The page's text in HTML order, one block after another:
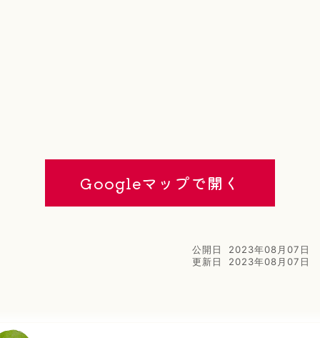
Googleマップで開く
公開日
2023年08月07日
更新日
2023年08月07日